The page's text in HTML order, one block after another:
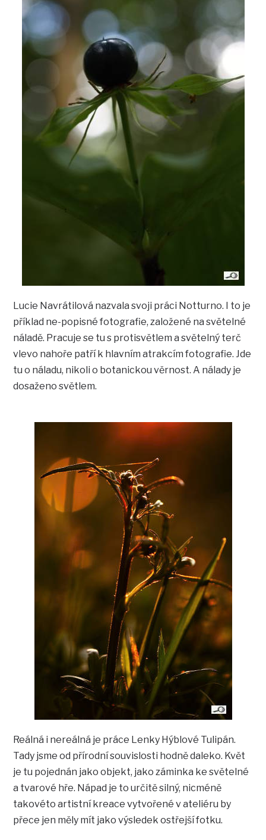
Lucie Navrátilová nazvala svoji práci Notturno. I to je
příklad ne-popisné fotografie, založené na světelné
náladě. Pracuje se tu s protisvětlem a světelný terč
vlevo nahoře patří k hlavním atrakcím fotografie. Jde
tu o náladu, nikoli o botanickou věrnost. A nálady je
dosaženo světlem.
Reálná i nereálná je práce Lenky Hýblové Tulipán.
Tady jsme od přírodní souvislosti hodně daleko. Květ
je tu pojednán jako objekt, jako záminka ke světelné
a tvarové hře. Nápad je to určitě silný, nicméně
takovéto artistní kreace vytvořené v ateliéru by
přece jen měly mít jako výsledek ostřejší fotku.